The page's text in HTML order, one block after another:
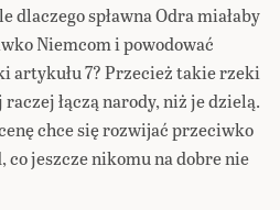
dlaczego spławna Odra miałaby
Niemcom i powodować
artykułu 7? Przecież takie rzeki
łączą narody, niż je dzielą.
chce się rozwijać przeciwko
co jeszcze nikomu na dobre nie